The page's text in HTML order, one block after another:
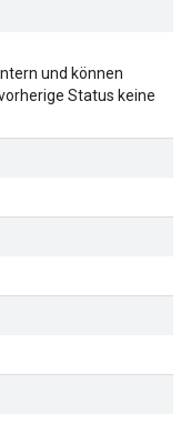
und können
Status keine